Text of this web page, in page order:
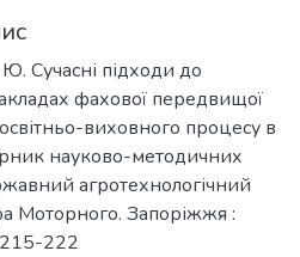
Сучасні підходи до
фахової передвищої
виховного процесу в
науково-методичних
агротехнологічний
Моторного. Запоріжжя :
222